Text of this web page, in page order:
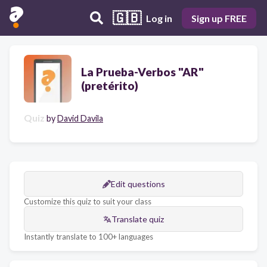
🇬🇧 Log in Sign up FREE
La Prueba-Verbos "AR"
(pretérito)
Quiz byDavid Davila
Edit questions
Customize this quiz to suit your class
Translate quiz
Instantly translate to 100+ languages